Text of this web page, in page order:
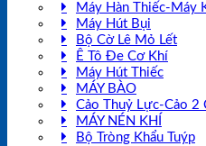
Máy Hàn Thiếc-Máy
Máy Hút Bụi
Bộ Cờ Lê Mỏ Lết
Ê Tô Đe Cơ Khí
Máy Hút Thiếc
MÁY BÀO
Cảo Thuỷ Lực-Cảo 2
MÁY NÉN KHÍ
Bộ Tròng Khẩu Tuýp